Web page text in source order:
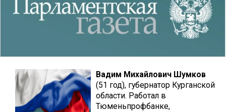
Вадим Михайлович Шумков
(51 год), губернатор Курганской
области. Работал в
Тюменьпрофбанке,